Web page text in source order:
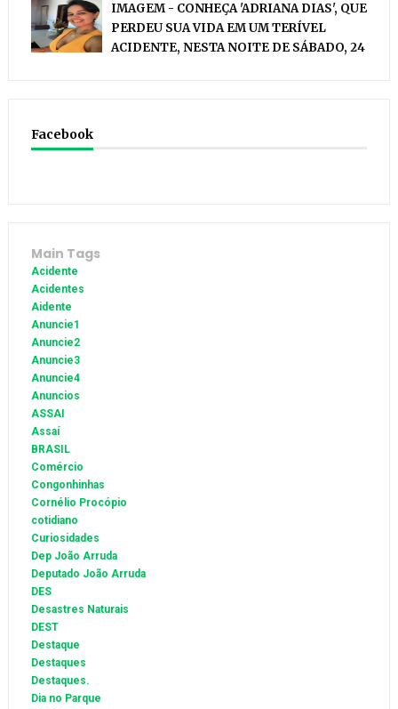
IMAGEM - CONHEÇA 'ADRIANA DIAS', QUE
PERDEU SUA VIDA EM UM TERÍVEL
ACIDENTE, NESTA NOITE DE SÁBADO, 24
Facebook
Main Tags
Acidente
Acidentes
Aidente
Anuncie1
Anuncie2
Anuncie3
Anuncie4
Anuncios
ASSAI
Assaí
BRASIL
Comércio
Congonhinhas
Cornélio Procópio
cotidiano
Curiosidades
Dep João Arruda
Deputado João Arruda
DES
Desastres Naturais
DEST
Destaque
Destaques
Destaques.
Dia no Parque